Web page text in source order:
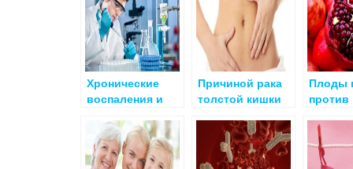
Хронические
воспаления и
Причиной рака
толстой кишки
дисбаланс
гормонов в
слизистой
Плоды
против